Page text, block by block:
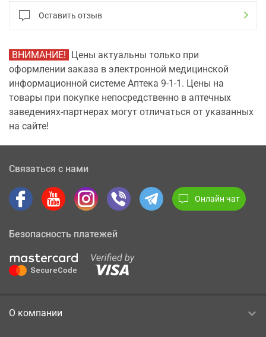
Оставить отзыв
ВНИМАНИЕ! Цены актуальны только при
оформлении заказа в электронной медицинской
информационной системе Аптека 9-1-1. Цены на
товары при покупке непосредственно в аптечных
заведениях-партнерах могут отличаться от указанных
на сайте!
Связаться с нами
Онлайн чат
Безопасность платежей
О компании